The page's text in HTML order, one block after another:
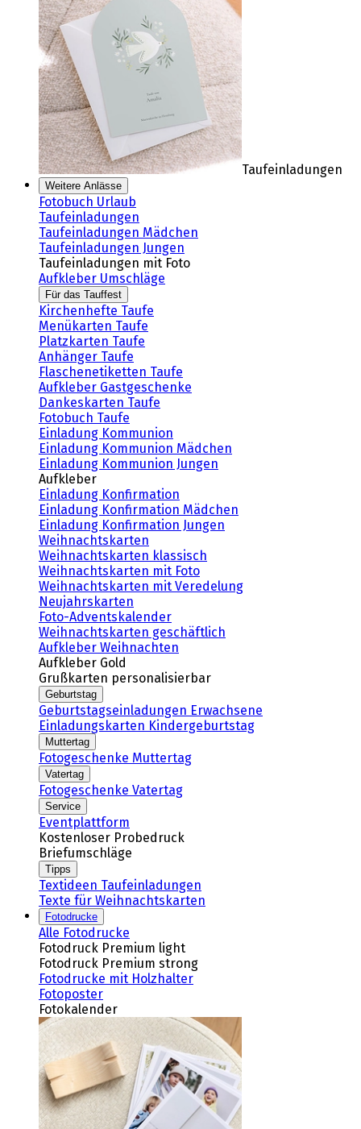
Taufeinladungen
Weitere Anlässe
Fotobuch Urlaub
Taufeinladungen
Taufeinladungen Mädchen
Taufeinladungen Jungen
Taufeinladungen mit Foto
Aufkleber Umschläge
Für das Tauffest
Kirchenhefte Taufe
Menükarten Taufe
Platzkarten Taufe
Anhänger Taufe
Flaschenetiketten Taufe
Aufkleber Gastgeschenke
Dankeskarten Taufe
Fotobuch Taufe
Einladung Kommunion
Einladung Kommunion Mädchen
Einladung Kommunion Jungen
Aufkleber
Einladung Konfirmation
Einladung Konfirmation Mädchen
Einladung Konfirmation Jungen
Weihnachtskarten
Weihnachtskarten klassisch
Weihnachtskarten mit Foto
Weihnachtskarten mit Veredelung
Neujahrskarten
Foto-Adventskalender
Weihnachtskarten geschäftlich
Aufkleber Weihnachten
Aufkleber Gold
Grußkarten personalisierbar
Geburtstag
Geburtstagseinladungen Erwachsene
Einladungskarten Kindergeburtstag
Muttertag
Fotogeschenke Muttertag
Vatertag
Fotogeschenke Vatertag
Service
Eventplattform
Kostenloser Probedruck
Briefumschläge
Tipps
Textideen Taufeinladungen
Texte für Weihnachtskarten
Fotodrucke
Alle Fotodrucke
Fotodruck Premium light
Fotodruck Premium strong
Fotodrucke mit Holzhalter
Fotoposter
Fotokalender